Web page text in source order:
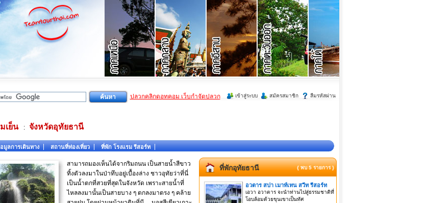
เข้าสู่ระบบ สมัครสมาชิก ลืมรหัสผ่าน
ปลวกคลิกดอทคอม เว็บกำจัดปลวก
เย็น : จังหวัดอุทัยธานี
มูลการเดินทาง สถานที่ท่องเที่ยว ที่พัก โรงแรม รีสอร์ท
ที่พักอุทัยธานี { พบ 5 รายการ }
อวตาร สปา เมาท์เทน สวีท รีสอร์ท
เอวา อวาตาร จะนำท่านไปสู่ธรรมชาติที่
โอบล้อมด้วยขุนเขาเป็นทัศ
สามารถมองเห็นได้จากริมถนน เป็นสายน้ำสีขาว
ทิ้งตัวลงมาในป่าทึบอยู่เบื้องล่าง ชาวอุทัยว่าที่นี่
เป็นน้ำตกที่สวยที่สุดในจังหวัด เพราะสายน้ำที่
ไหลลงมานั้นเป็นสายบาง ๆ ตกลงมาตรง ๆ คล้าย